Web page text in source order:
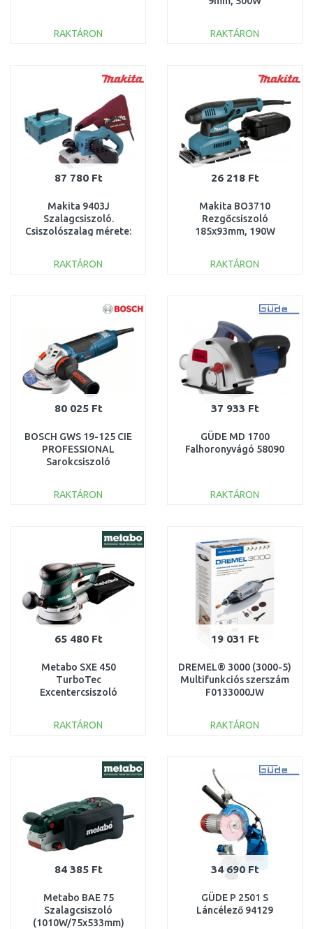
RAKTÁRON
Összehasonlítás
RAKTÁRON
Összehasonlítás
87 780 Ft
Makita 9403J
Szalagcsiszoló.
Csiszolószalag mérete:
Teljesítmény: 1200W,
Makpac
RAKTÁRON
Összehasonlítás
26 218 Ft
Makita BO3710
Rezgőcsiszoló
185x93mm, 190W
RAKTÁRON
Összehasonlítás
80 025 Ft
BOSCH GWS 19-125 CIE
PROFESSIONAL
Sarokcsiszoló
RAKTÁRON
Összehasonlítás
37 933 Ft
GÜDE MD 1700
Falhoronyvágó 58090
RAKTÁRON
Összehasonlítás
65 480 Ft
Metabo SXE 450
TurboTec
Excentercsiszoló
600129000
RAKTÁRON
Összehasonlítás
19 031 Ft
DREMEL® 3000 (3000-5)
Multifunkciós szerszám
F0133000JW
RAKTÁRON
Összehasonlítás
84 385 Ft
Metabo BAE 75
Szalagcsiszoló
(1010W/75x533mm)
34 690 Ft
GÜDE P 2501 S
Láncélező 94129